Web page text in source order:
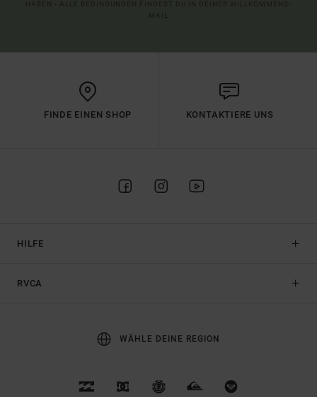
FINDE EINEN SHOP KONTAKTIERE UNS
HILFE
RVCA
WÄHLE DEINE REGION